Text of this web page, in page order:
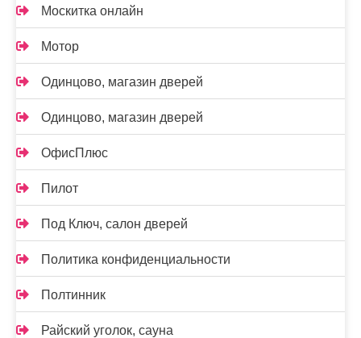
Москитка онлайн
Мотор
Одинцово, магазин дверей
Одинцово, магазин дверей
ОфисПлюс
Пилот
Под Ключ, салон дверей
Политика конфиденциальности
Полтинник
Райский уголок, сауна